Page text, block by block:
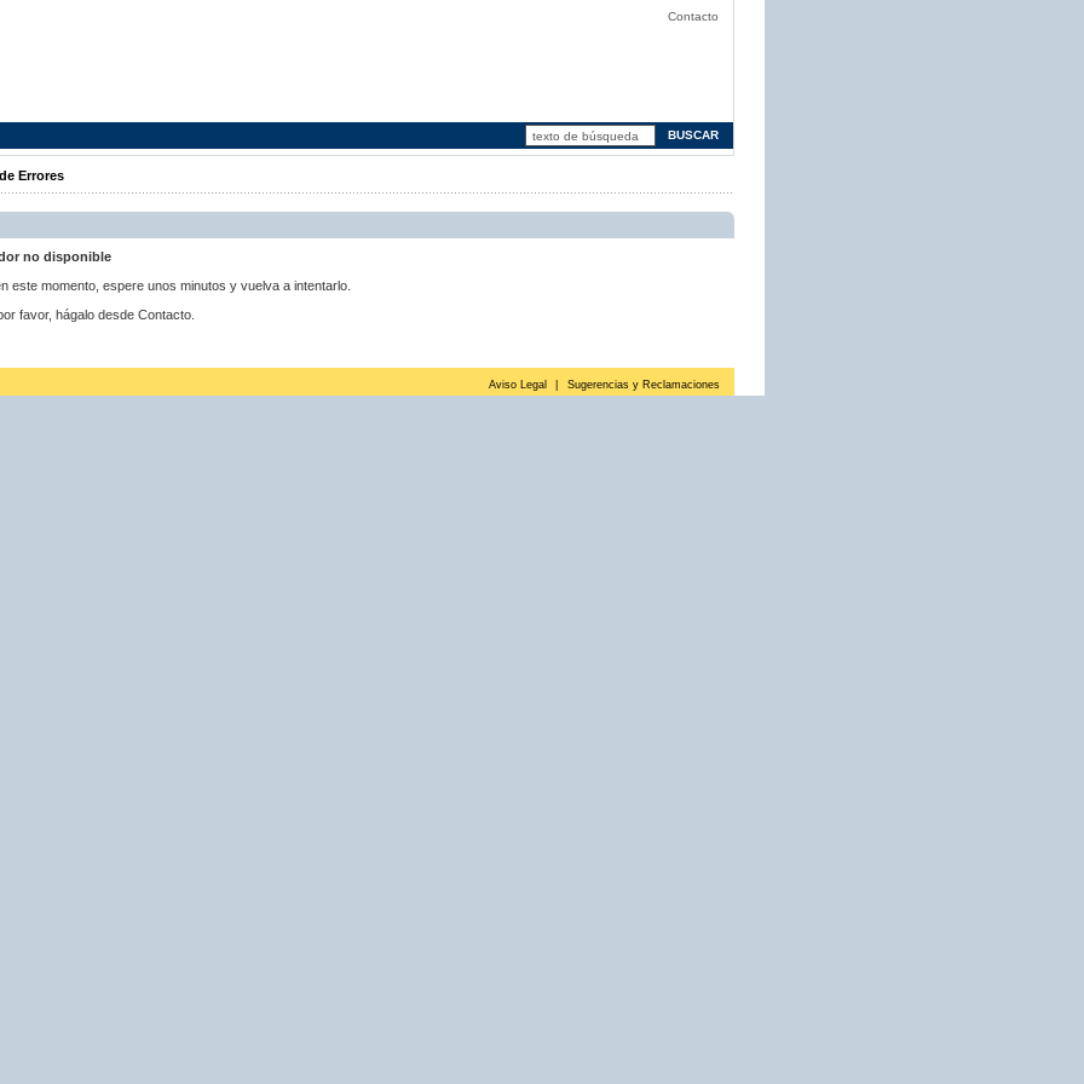
Contacto
Errores
no disponible
este momento, espere unos minutos y vuelva a intentarlo.
favor, hágalo desde Contacto.
Aviso Legal Sugerencias y Reclamaciones